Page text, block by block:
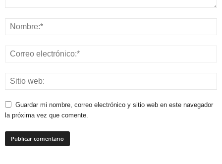
Guardar mi nombre, correo electrónico y sitio web en este navegador
la próxima vez que comente.